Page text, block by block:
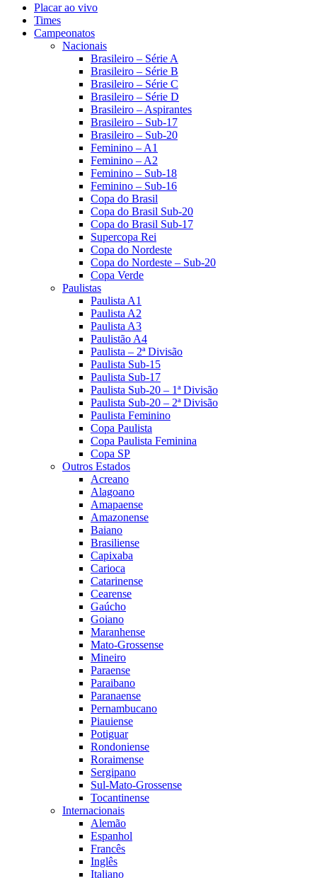
Placar ao vivo
Times
Campeonatos
Nacionais
Brasileiro – Série A
Brasileiro – Série B
Brasileiro – Série C
Brasileiro – Série D
Brasileiro – Aspirantes
Brasileiro – Sub-17
Brasileiro – Sub-20
Feminino – A1
Feminino – A2
Feminino – Sub-18
Feminino – Sub-16
Copa do Brasil
Copa do Brasil Sub-20
Copa do Brasil Sub-17
Supercopa Rei
Copa do Nordeste
Copa do Nordeste – Sub-20
Copa Verde
Paulistas
Paulista A1
Paulista A2
Paulista A3
Paulistão A4
Paulista – 2ª Divisão
Paulista Sub-15
Paulista Sub-17
Paulista Sub-20 – 1ª Divisão
Paulista Sub-20 – 2ª Divisão
Paulista Feminino
Copa Paulista
Copa Paulista Feminina
Copa SP
Outros Estados
Acreano
Alagoano
Amapaense
Amazonense
Baiano
Brasiliense
Capixaba
Carioca
Catarinense
Cearense
Gaúcho
Goiano
Maranhense
Mato-Grossense
Mineiro
Paraense
Paraibano
Paranaense
Pernambucano
Piauiense
Potiguar
Rondoniense
Roraimense
Sergipano
Sul-Mato-Grossense
Tocantinense
Internacionais
Alemão
Espanhol
Francês
Inglês
Italiano